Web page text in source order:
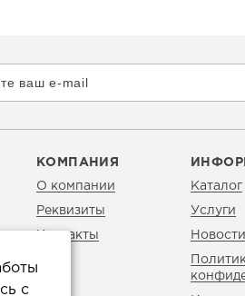
КОМПАНИЯ
О компании
Реквизиты
Контакты
Каталог
Услуги
Новости
с